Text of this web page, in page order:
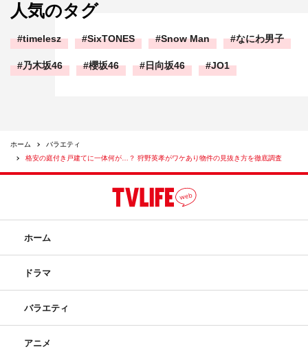
人気のタグ
timelesz SixTONES Snow Man なにわ男子
乃木坂46 櫻坂46 日向坂46 JO1
ホーム
バラエティ
格安の庭付き戸建てに一体何が…？ 狩野英孝がワケあり物件の見抜き方を徹底調査
ホーム
ドラマ
バラエティ
アニメ